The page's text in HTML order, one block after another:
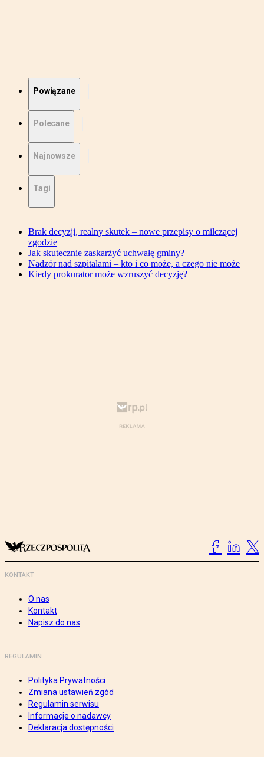
Powiązane
Polecane
Najnowsze
Tagi
Brak decyzji, realny skutek – nowe przepisy o milczącej
zgodzie
Jak skutecznie zaskarżyć uchwałę gminy?
Nadzór nad szpitalami – kto i co może, a czego nie może
Kiedy prokurator może wzruszyć decyzję?
KONTAKT
O nas
Kontakt
Napisz do nas
REGULAMIN
Polityka Prywatności
Zmiana ustawień zgód
Regulamin serwisu
Informacje o nadawcy
Deklaracja dostępności